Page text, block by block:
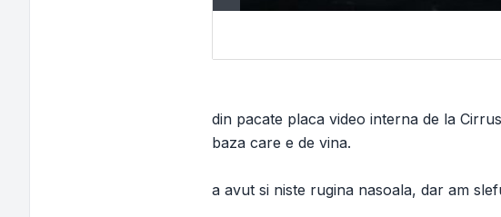
din pacate placa video interna de la
baza care e de vina.
a avut si niste rugina nasoala, dar am